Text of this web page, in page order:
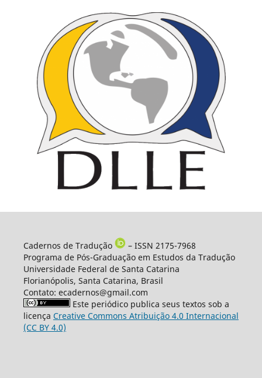
Cadernos de Tradução
– ISSN 2175-7968
Programa de Pós-Graduação em Estudos da Tradução
Universidade Federal de Santa Catarina
Florianópolis, Santa Catarina, Brasil
Contato: ecadernos@gmail.com
Este periódico publica seus textos sob a
licença Creative Commons Atribuição 4.0 Internacional
(CC BY 4.0)